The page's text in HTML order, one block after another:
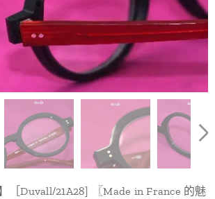
［Duvall/21A28] 〖Made in France 的魅